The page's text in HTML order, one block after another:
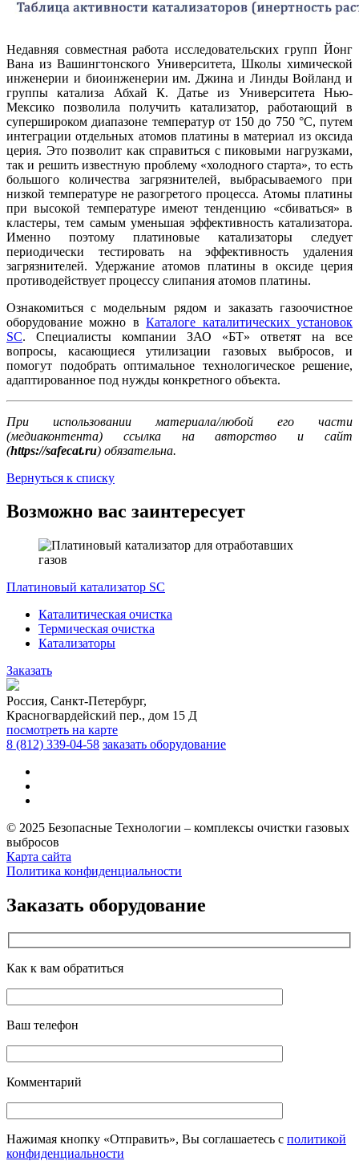
Недавняя совместная работа исследовательских групп Йонг
Вана из Вашингтонского Университета, Школы химической
инженерии и биоинженерии им. Джина и Линды Войланд и
группы катализа Абхай К. Датье из Университета Нью-
Мексико позволила получить катализатор, работающий в
супершироком диапазоне температур от 150 до 750 °С, путем
интеграции отдельных атомов платины в материал из оксида
церия. Это позволит как справиться с пиковыми нагрузками,
так и решить известную проблему «холодного старта», то есть
большого количества загрязнителей, выбрасываемого при
низкой температуре не разогретого процесса. Атомы платины
при высокой температуре имеют тенденцию «сбиваться» в
кластеры, тем самым уменьшая эффективность катализатора.
Именно поэтому платиновые катализаторы следует
периодически тестировать на эффективность удаления
загрязнителей. Удержание атомов платины в оксиде церия
противодействует процессу слипания атомов платины.
Ознакомиться с модельным рядом и заказать газоочистное
оборудование можно вКаталоге каталитических установок
SC. Специалисты компании ЗАО «БТ» ответят на все
вопросы, касающиеся утилизации газовых выбросов, и
помогут подобрать оптимальное технологическое решение,
адаптированное под нужды конкретного объекта.
При использовании материала/любой его части
(медиаконтента) ссылка на авторство и сайт
(https://safecat.ru) обязательна.
Вернуться к списку
Возможно вас заинтересует
Платиновый катализатор SC
Каталитическая очистка
Термическая очистка
Катализаторы
Заказать
Россия, Санкт-Петербург,
Красногвардейский пер., дом 15 Д
посмотреть на карте
8 (812) 339-04-58 заказать оборудование
© 2025 Безопасные Технологии – комплексы очистки газовых
выбросов
Карта сайта
Политика конфиденциальности
Заказать оборудование
Как к вам обратиться
Ваш телефон
Комментарий
Нажимая кнопку «Отправить», Вы соглашаетесь с политикой
конфиденциальности